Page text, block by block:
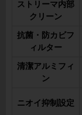
ストリーマ内部
クリーン
抗菌・防カビフ
ィルター
清潔アルミフィ
ン
ニオイ抑制設定